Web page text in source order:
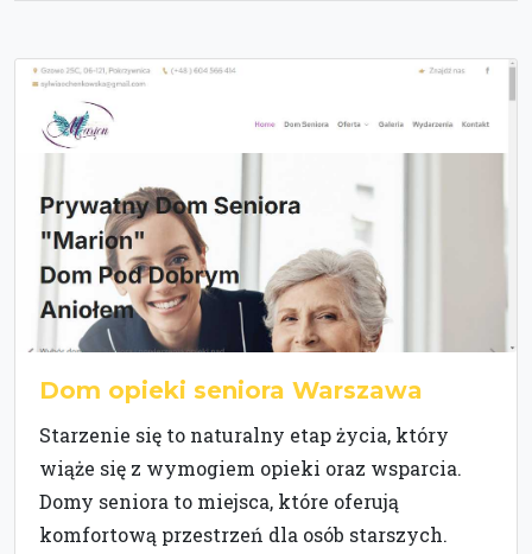
Dom opieki seniora Warszawa
Starzenie się to naturalny etap życia, który
wiąże się z wymogiem opieki oraz wsparcia.
Domy seniora to miejsca, które oferują
komfortową przestrzeń dla osób starszych.